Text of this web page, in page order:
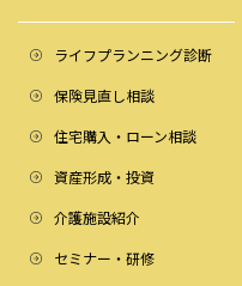
ライフプランニング診断
保険見直し相談
住宅購入・ローン相談
資産形成・投資
介護施設紹介
セミナー・研修